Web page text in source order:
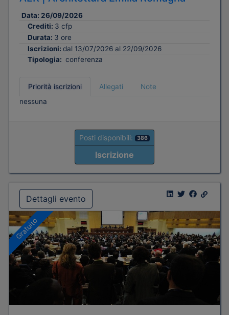
Data: 26/09/2026
Crediti: 3 cfp
Durata: 3 ore
Iscrizioni: dal 13/07/2026 al 22/09/2026
Tipologia: conferenza
Priorità iscrizioni Allegati
Note
nessuna
Posti disponibili: 386
Iscrizione
Dettagli evento
Gratuito